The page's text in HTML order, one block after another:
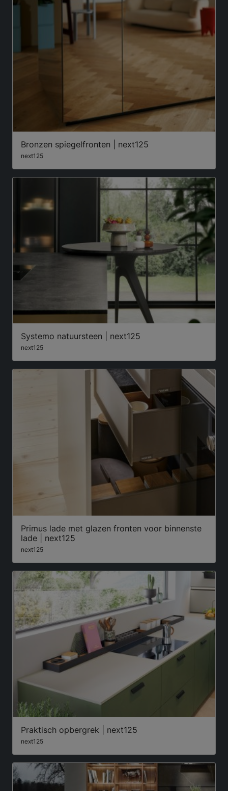
Bronzen spiegelfronten | next125
next125
Systemo natuursteen | next125
next125
Primus lade met glazen fronten voor binnenste
lade | next125
next125
Praktisch opbergrek | next125
next125